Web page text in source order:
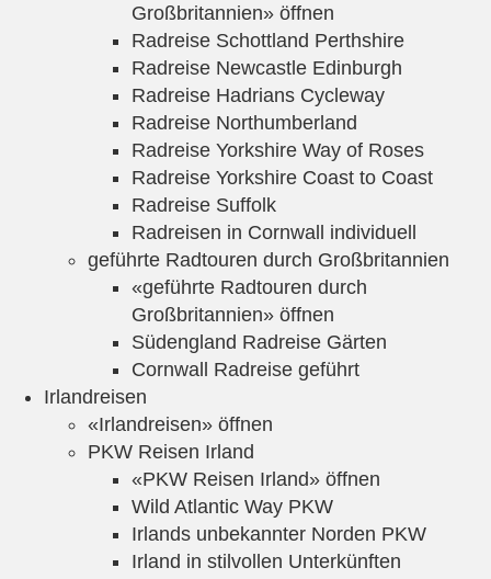
Großbritannien» öffnen
Radreise Schottland Perthshire
Radreise Newcastle Edinburgh
Radreise Hadrians Cycleway
Radreise Northumberland
Radreise Yorkshire Way of Roses
Radreise Yorkshire Coast to Coast
Radreise Suffolk
Radreisen in Cornwall individuell
geführte Radtouren durch Großbritannien
«geführte Radtouren durch
Großbritannien» öffnen
Südengland Radreise Gärten
Cornwall Radreise geführt
Irlandreisen
«Irlandreisen» öffnen
PKW Reisen Irland
«PKW Reisen Irland» öffnen
Wild Atlantic Way PKW
Irlands unbekannter Norden PKW
Irland in stilvollen Unterkünften